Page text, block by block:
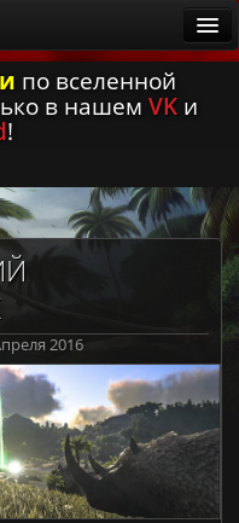
по вселенной
в нашем VKи
!
2016